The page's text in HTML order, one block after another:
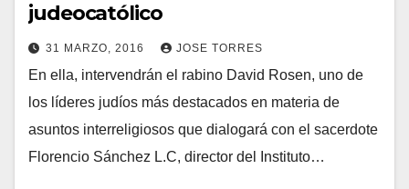
judeocatólico
31 MARZO, 2016 JOSE TORRES
N
O
H
A
En ella, intervendrán el rabino David Rosen, uno de
los líderes judíos más destacados en materia de
asuntos interreligiosos que dialogará con el sacerdote
Florencio Sánchez L.C, director del Instituto…